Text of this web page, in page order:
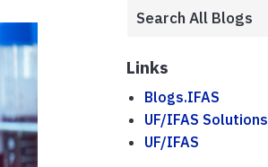
Links
Blogs.IFAS
UF/IFAS Solutions
UF/IFAS